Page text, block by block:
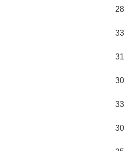
28
33
31
30
33
30